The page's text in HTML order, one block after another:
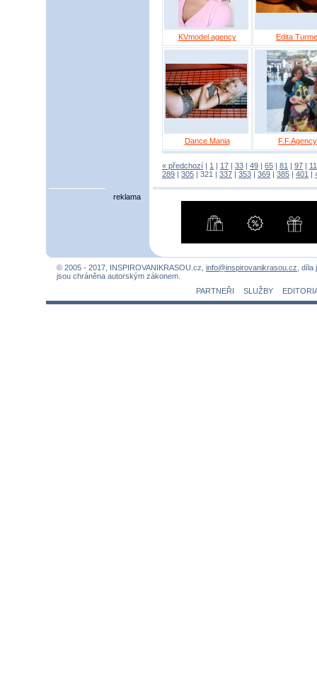
KVmodel agency Edita
Dance Mania F.F.Agency
« předchozí 1 17 33 49 65 81 97
289
305 321 337 353 369 385 401
reklama
© 2005 - 2017, INSPIROVANIKRASOU.cz, info@inspirovanikrasou.cz, díla
jsou chráněna autorským zákonem.
PARTNEŘI
SLUŽBY